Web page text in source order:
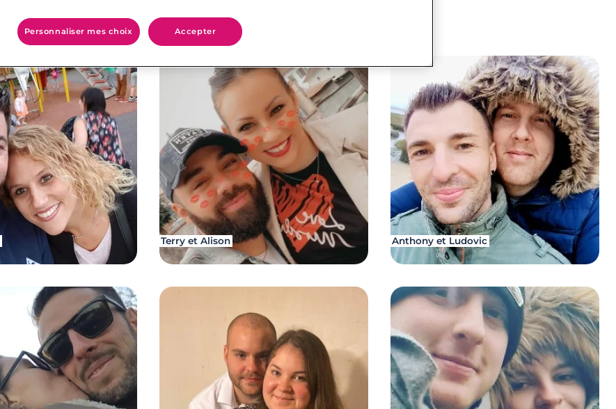
Vous aimerez aussi
Terry et Alison Anthony et Ludovic
Personnaliser mes choix Accepter